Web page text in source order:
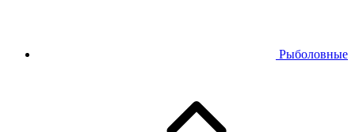
Рыболовные